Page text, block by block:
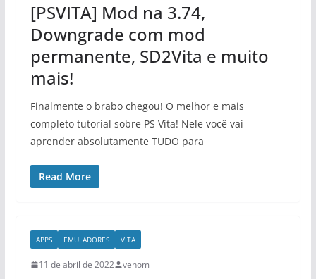
[PSVITA] Mod na 3.74,
Downgrade com mod
permanente, SD2Vita e muito
mais!
Finalmente o brabo chegou! O melhor e mais
completo tutorial sobre PS Vita! Nele você vai
aprender absolutamente TUDO para
Read More
APPS EMULADORES VITA
11 de abril de 2022 venom